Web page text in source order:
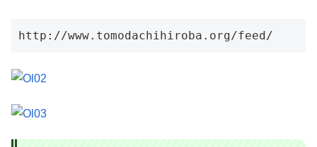
http://www.tomodachihiroba.org/feed/